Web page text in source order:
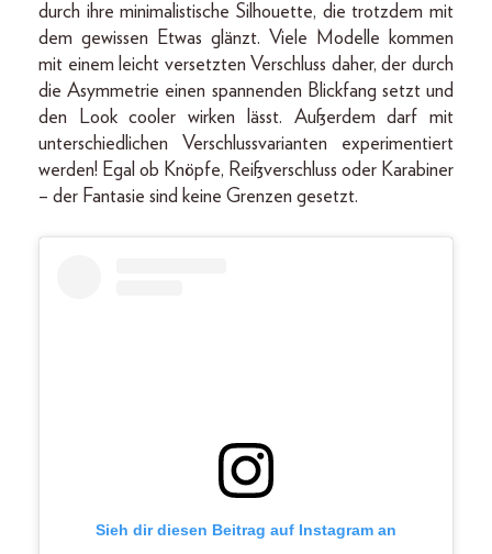
durch ihre minimalistische Silhouette, die trotzdem mit
dem gewissen Etwas glänzt. Viele Modelle kommen
mit einem leicht versetzten Verschluss daher, der durch
die Asymmetrie einen spannenden Blickfang setzt und
den Look cooler wirken lässt. Außerdem darf mit
unterschiedlichen Verschlussvarianten experimentiert
werden! Egal ob Knöpfe, Reißverschluss oder Karabiner
– der Fantasie sind keine Grenzen gesetzt.
Sieh dir diesen Beitrag auf Instagram an